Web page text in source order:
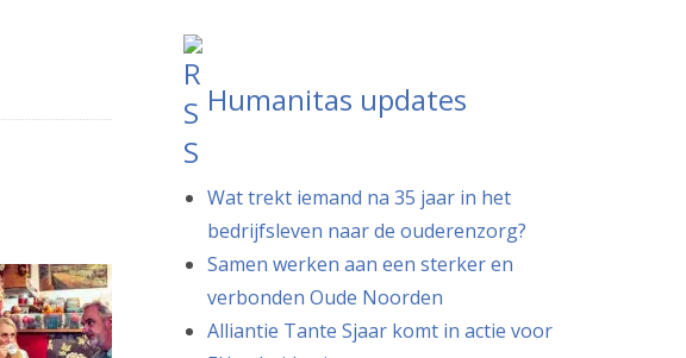
Humanitas updates
Wat trekt iemand na 35 jaar in het
bedrijfsleven naar de ouderenzorg?
Samen werken aan een sterker en
verbonden Oude Noorden
Alliantie Tante Sjaar komt in actie voor